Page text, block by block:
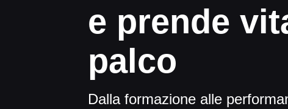
e prende
palco
Dalla formazione alle